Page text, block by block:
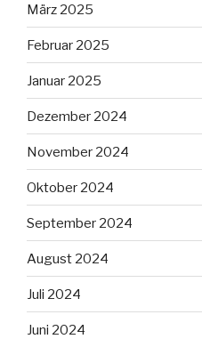
März 2025
Februar 2025
Januar 2025
Dezember 2024
November 2024
Oktober 2024
September 2024
August 2024
Juli 2024
Juni 2024